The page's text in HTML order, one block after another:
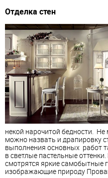
Отделка стен
некой нарочитой бедности.
можно назвать и драпировку
выполнения основных работ
в светлые пастельные
смотрятся яркие самобытные
изображающие природу